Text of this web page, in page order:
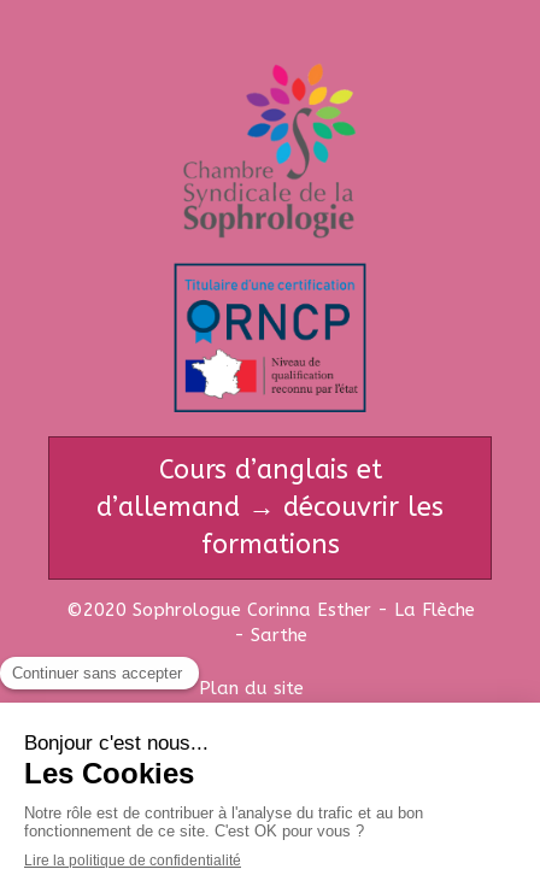
Cours d’anglais et
d’allemand → découvrir les
formations
©2020 Sophrologue Corinna Esther - La Flèche
- Sarthe
Plan du site
Ce site est parrainé par laChambre Syndicale de la Sophrologie
element.style { } .tree-container, .sb-bloc { position: relative; } *, *:after, *:before { padding: 0;